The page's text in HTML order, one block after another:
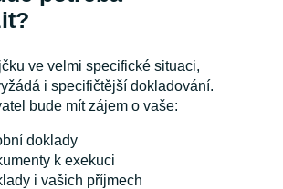
ve velmi specifické situaci,
i specifičtější dokladování.
bude mít zájem o vaše:
doklady
k exekuci
i vašich příjmech